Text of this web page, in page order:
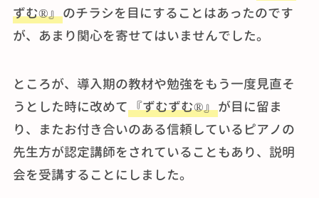
ずむ®』のチラシを目にすることはあったのです
が、あまり関心を寄せてはいませんでした。
ところが、導入期の教材や勉強をもう一度見直そ
うとした時に改めて『ずむずむ®』が目に留ま
り、またお付き合いのある信頼しているピアノの
先生方が認定講師をされていることもあり、説明
会を受講することにしました。